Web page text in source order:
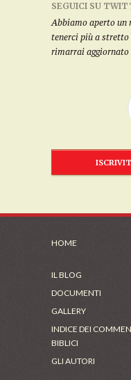
SEGUICI SU
Abbiamo aperto un
tenerci più a
rimarrai
HOME
IL BLOG
DOCUMENTI
GALLERY
INDICE DEI
BIBLICI
GLI AUTORI